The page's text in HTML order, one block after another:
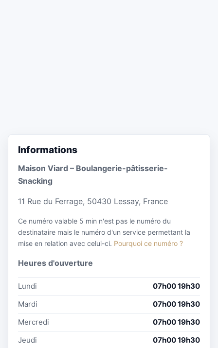
Informations
Maison Viard – Boulangerie-pâtisserie-
Snacking
11 Rue du Ferrage, 50430 Lessay, France
Ce numéro valable 5 min n'est pas le numéro du
destinataire mais le numéro d'un service permettant la
mise en relation avec celui-ci. Pourquoi ce numéro ?
Heures d'ouverture
Lundi
07h00 19h30
Mardi
07h00 19h30
Mercredi
07h00 19h30
Jeudi
07h00 19h30